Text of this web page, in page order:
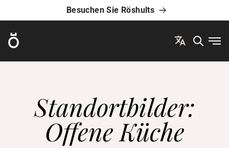
Besuchen Sie Röshults
Röshults
Standortbilder:
Offene Küche